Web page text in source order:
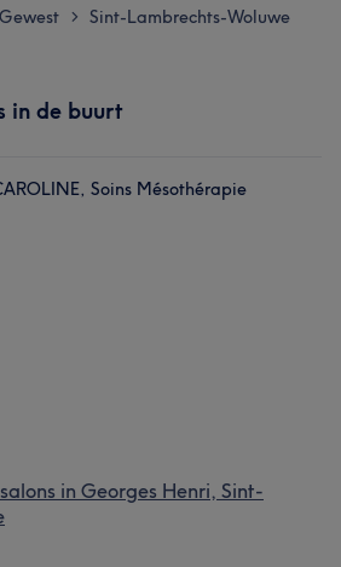
> Sint-Lambrechts-Woluwe
in de buurt
Soins Mésothérapie
in Georges Henri, Sint-